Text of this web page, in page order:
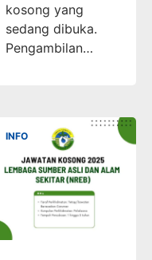
kosong yang
sedang dibuka.
Pengambilan…
INFO